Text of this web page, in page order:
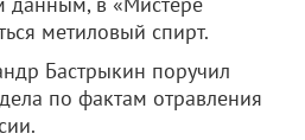
метиловый спирт.
Бастрыкин поручил
по фактам отравления